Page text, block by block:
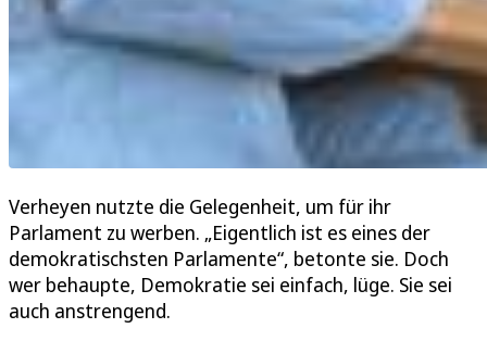
Verheyen nutzte die Gelegenheit, um für ihr
Parlament zu werben. „Eigentlich ist es eines der
demokratischsten Parlamente“, betonte sie. Doch
wer behaupte, Demokratie sei einfach, lüge. Sie sei
auch anstrengend.